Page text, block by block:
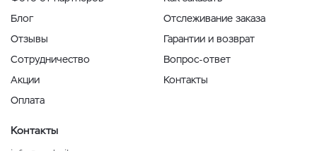
Блог
Отзывы
Сотрудничество
Акции
Оплата
Отслеживание заказа
Гарантии и возврат
Вопрос-ответ
Контакты
Контакты